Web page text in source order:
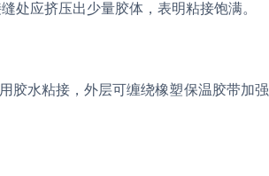
处应挤压出少量胶体，表明粘接饱满。
胶水粘接，外层可缠绕橡塑保温胶带加强